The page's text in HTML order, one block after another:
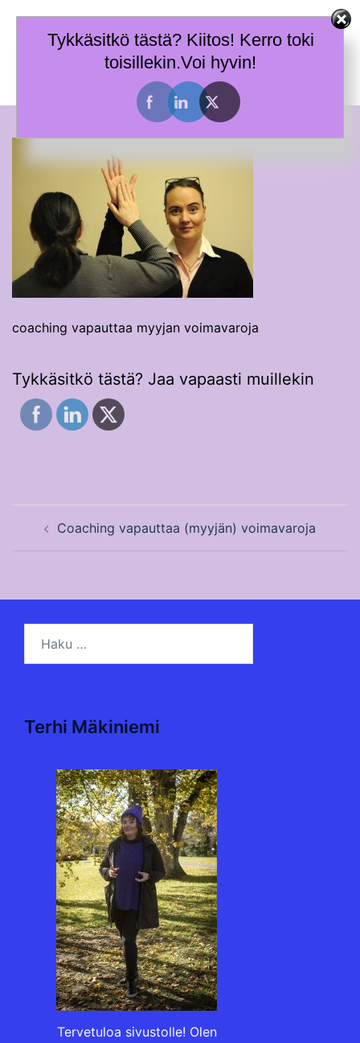
Taitoja toimia ja tietoa työhyvinvoinnin tueksi.
menu
coaching vapauttaa myyjan voimavaroja
Tykkäsitkö tästä? Jaa vapaasti muillekin
navigation
Coaching vapauttaa (myyjän) voimavaroja
Terhi Mäkiniemi
Tervetuloa sivustolle! Olen
Tykkäsitkö tästä? Kiitos! Kerro toki
toisillekin.Voi hyvin!